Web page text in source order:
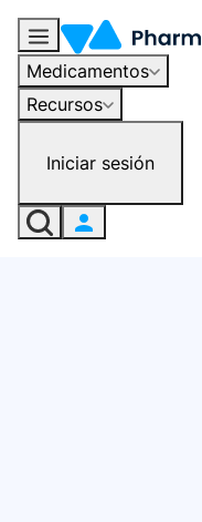
Medicamentos
Recursos
Iniciar sesión